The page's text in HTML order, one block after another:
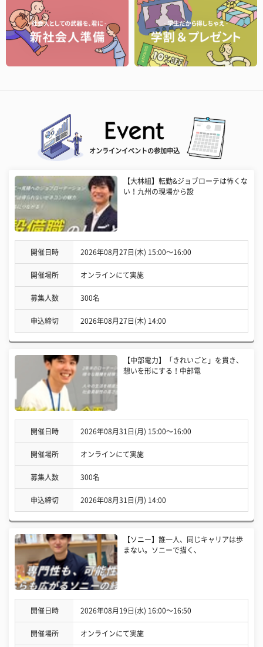
オンラインイベントの参加申込
【大林組】転勤&ジョブローテは怖くな
い！九州の現場から設
開催日時 2026年08月27日(木) 15:00〜16:00
開催場所 オンラインにて実施
募集人数 300名
申込締切 2026年08月27日(木) 14:00
【中部電力】「きれいごと」を貫き、
想いを形にする！中部電
開催日時 2026年08月31日(月) 15:00〜16:00
開催場所 オンラインにて実施
募集人数 300名
申込締切 2026年08月31日(月) 14:00
【ソニー】誰一人、同じキャリアは歩
まない。ソニーで描く、
開催日時 2026年08月19日(水) 16:00〜16:50
開催場所 オンラインにて実施